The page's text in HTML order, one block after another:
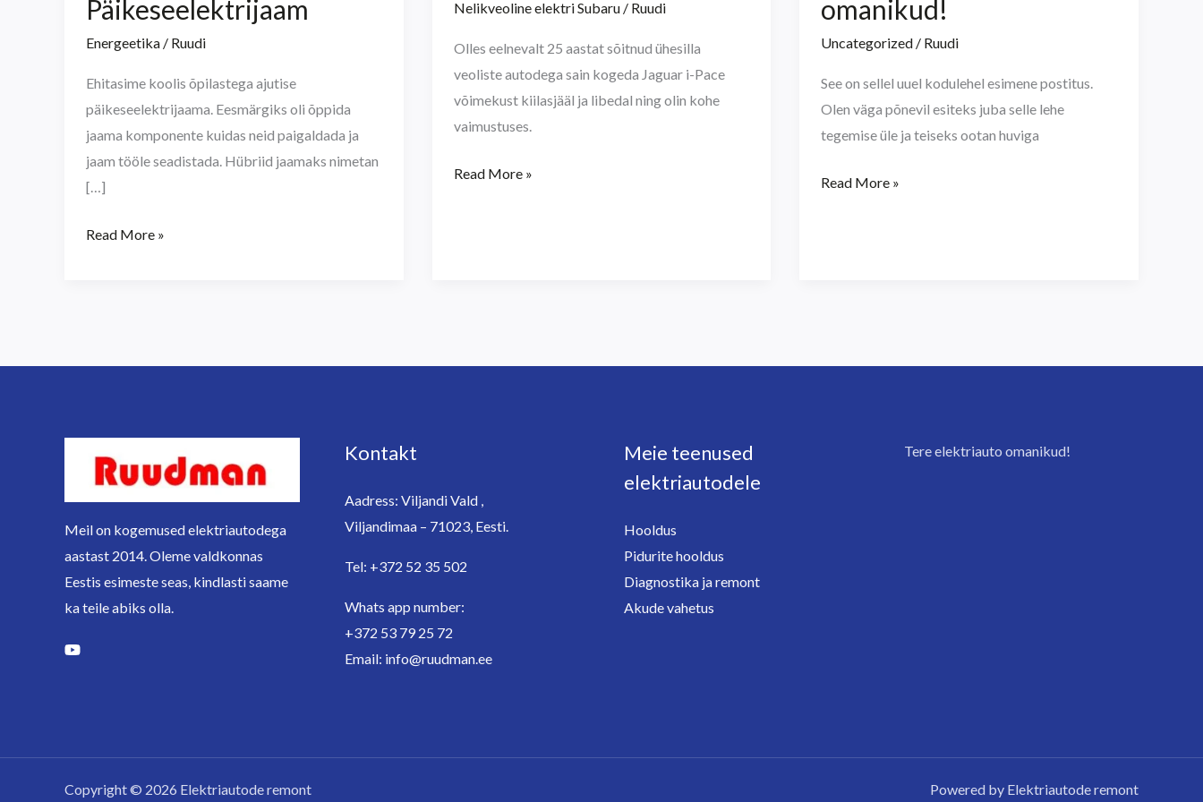
Päikeseelektrijaam
Energeetika / Ruudi
Ehitasime koolis õpilastega ajutise
päikeseelektrijaama. Eesmärgiks oli õppida
jaama komponente kuidas neid paigaldada ja
jaam tööle seadistada. Hübriid jaamaks nimetan
[…]
Read More »
Nelikveoline elektri Subaru/ Ruudi
Olles eelnevalt 25 aastat sõitnud ühesilla
veoliste autodega sain kogeda Jaguar i-Pace
võimekust kiilasjääl ja libedal ning olin kohe
vaimustuses.
Read More »
omanikud!
Uncategorized / Ruudi
See on sellel uuel kodulehel esimene postitus.
Olen väga põnevil esiteks juba selle lehe
tegemise üle ja teiseks ootan huviga
omanikud!
Read More »
Meil on kogemused elektriautodega
aastast 2014. Oleme valdkonnas
Eestis esimeste seas, kindlasti saame
ka teile abiks olla.
Kontakt
Aadress: Viljandi Vald ,
Viljandimaa – 71023, Eesti.
Tel: +372 52 35 502
Whats app number:
+372 53 79 25 72
Email: info@ruudman.ee
Meie teenused
elektriautodele
Hooldus
Pidurite hooldus
Diagnostika ja remont
Akude vahetus
Tere elektriauto omanikud!
Copyright © 2026 Elektriautode remont Powered by Elektriautode remont